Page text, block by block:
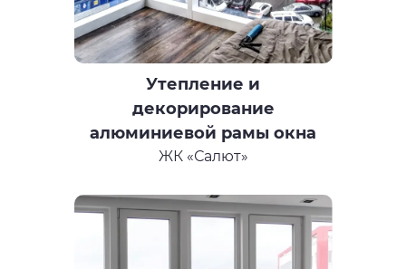
Утепление и
декорирование
алюминиевой рамы окна
ЖК «Салют»